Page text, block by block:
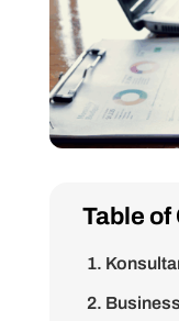
Table
1.
2.